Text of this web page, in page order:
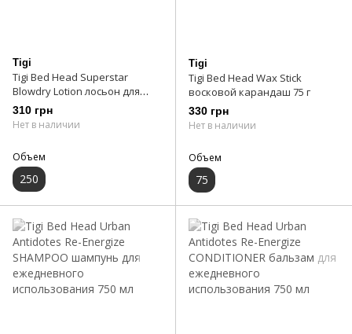
Tigi
Tigi Bed Head Superstar
Blowdry Lotion лосьон для
укладки феном
поврежденных волос 250 мл
310 грн
Нет в наличии
Объем
250
Tigi
Tigi Bed Head Wax Stick
восковой карандаш 75 г
330 грн
Нет в наличии
Объем
75